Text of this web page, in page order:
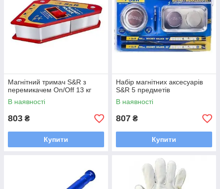
Магнітний тримач S&R з
перемикачем On/Off 13 кг
В наявності
803 ₴
Купити
Набір магнітних аксесуарів
S&R 5 предметів
В наявності
807 ₴
Купити